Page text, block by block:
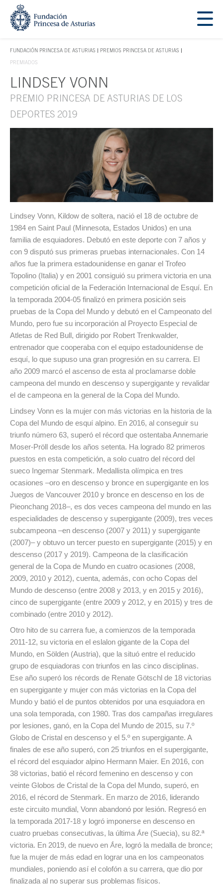
Saltar navegación. Ir directamente al contenido principal
FUNDACIÓN PRINCESA DE ASTURIAS
TECLA DE ACCESO 1
PREMIOS PRINCESA DE ASTURIAS
PREMIADOS
Contenido principal
LINDSEY VONN
PREMIO PRINCESA DE ASTURIAS DE LOS
DEPORTES 2019
Lindsey Vonn, Kildow de soltera, nació el 18 de octubre de
1984 en Saint Paul (Minnesota, Estados Unidos) en una
familia de esquiadores. Debutó en este deporte con 7 años y
con 9 disputó sus primeras pruebas internacionales. Con 14
años fue la primera estadounidense en ganar el Trofeo
Topolino (Italia) y en 2001 consiguió su primera victoria en una
competición oficial de la Federación Internacional de Esquí. En
la temporada 2004-05 finalizó en primera posición seis
pruebas de la Copa del Mundo y debutó en el Campeonato del
Mundo, pero fue su incorporación al Proyecto Especial de
Atletas de Red Bull, dirigido por Robert Trenkwalder,
entrenador que cooperaba con el equipo estadounidense de
esquí, lo que supuso una gran progresión en su carrera. El
año 2009 marcó el ascenso de esta al proclamarse doble
campeona del mundo en descenso y supergigante y revalidar
el de campeona en la general de la Copa del Mundo.
Lindsey Vonn es la mujer con más victorias en la historia de la
Copa del Mundo de esquí alpino. En 2016, al conseguir su
triunfo número 63, superó el récord que ostentaba Annemarie
Moser-Pröll desde los años setenta. Ha logrado 82 primeros
puestos en esta competición, a solo cuatro del récord del
sueco Ingemar Stenmark. Medallista olímpica en tres
ocasiones –oro en descenso y bronce en supergigante en los
Juegos de Vancouver 2010 y bronce en descenso en los de
Pieonchang 2018–, es dos veces campeona del mundo en las
especialidades de descenso y supergigante (2009), tres veces
subcampeona –en descenso (2007 y 2011) y supergigante
(2007)– y obtuvo un tercer puesto en supergigante (2015) y en
descenso (2017 y 2019). Campeona de la clasificación
general de la Copa de Mundo en cuatro ocasiones (2008,
2009, 2010 y 2012), cuenta, además, con ocho Copas del
Mundo de descenso (entre 2008 y 2013, y en 2015 y 2016),
cinco de supergigante (entre 2009 y 2012, y en 2015) y tres de
combinado (entre 2010 y 2012).
Otro hito de su carrera fue, a comienzos de la temporada
2011-12, su victoria en el eslalon gigante de la Copa del
Mundo, en Sölden (Austria), que la situó entre el reducido
grupo de esquiadoras con triunfos en las cinco disciplinas.
Ese año superó los récords de Renate Götschl de 18 victorias
en supergigante y mujer con más victorias en la Copa del
Mundo y batió el de puntos obtenidos por una esquiadora en
una sola temporada, con 1980. Tras dos campañas irregulares
por lesiones, ganó, en la Copa del Mundo de 2015, su 7.º
Globo de Cristal en descenso y el 5.º en supergigante. A
finales de ese año superó, con 25 triunfos en el supergigante,
el récord del esquiador alpino Hermann Maier. En 2016, con
38 victorias, batió el récord femenino en descenso y con
veinte Globos de Cristal de la Copa del Mundo, superó, en
2016, el récord de Stenmark. En marzo de 2016, liderando
este circuito mundial, Vonn abandonó por lesión. Regresó en
la temporada 2017-18 y logró imponerse en descenso en
cuatro pruebas consecutivas, la última Ǻre (Suecia), su 82.ª
victoria. En 2019, de nuevo en Ǻre, logró la medalla de bronce;
fue la mujer de más edad en lograr una en los campeonatos
mundiales, poniendo así el colofón a su carrera, que dio por
finalizada al no superar sus problemas físicos.